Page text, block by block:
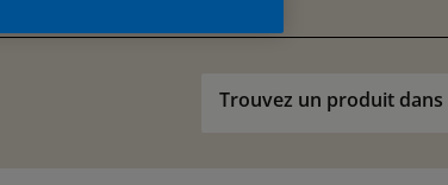
Trouvez un produit